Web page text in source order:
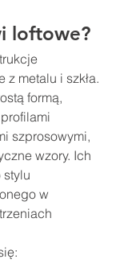
loftowe?
metalu i szkła.
formą,
szprosowymi,
wzory. Ich
w